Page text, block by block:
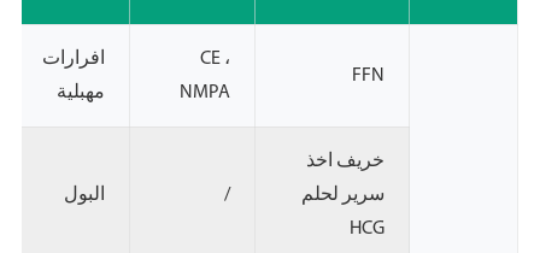
FFN
CE ،
NMPA
افرارات
مهبلية
خريف اخذ
سرير لحلم
HCG
/ البول